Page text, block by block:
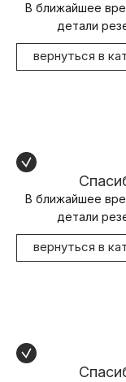
В ближайшее
детали
вернуться в
В ближайшее
детали
вернуться в